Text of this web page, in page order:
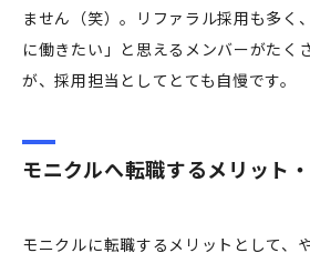
ません（笑）。リファラル採用も多く
に働きたい」と思えるメンバーがたく
が、採用担当としてとても自慢です。
モニクルへ転職するメリット
モニクルに転職するメリットとして、